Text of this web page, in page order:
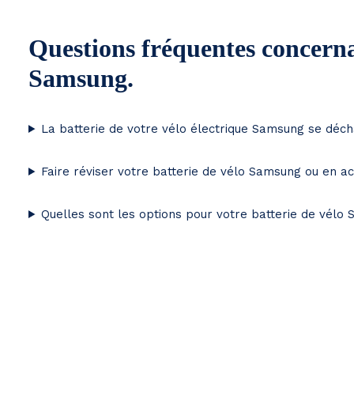
Questions fréquentes
Samsung.
La batterie de votre vélo électrique Samsung se
Faire réviser votre batterie de vélo Samsung ou en
Quelles sont les options pour votre batterie de vélo